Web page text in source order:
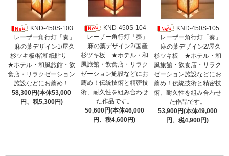
KND-450S-103
レーザー角行灯「奏」
麻の葉デザイン1/屋久
杉ツキ板/楮和紙貼り
★ホテル・和風旅館・飲
食店・リラクゼーション
施設などにお薦め！
58,300円(本体53,000
円、税5,300円)
KND-450S-104
レーザー角行灯「奏」
麻の葉デザイン2/国産
杉ツキ板 ★ホテル・和
風旅館・飲食店・リラク
ゼーション施設などにお
薦め！伝統技術と精密技
術、耐久性を組み合わせ
た作品です。
50,600円(本体46,000
円、税4,600円)
KND-450S-105
レーザー角行灯「奏」
麻の葉デザイン2/屋久
杉ツキ板 ★ホテル・和
風旅館・飲食店・リラク
ゼーション施設などにお
薦め！伝統技術と精密技
術、耐久性を組み合わせ
た作品です。
53,900円(本体49,000
円、税4,900円)